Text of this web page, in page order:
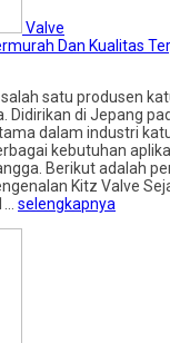
Valve
Dan Kualitas
satu produsen
Didirikan di Jepang
dalam industri
kebutuhan
Berikut adalah
Kitz Valve
selengkapnya